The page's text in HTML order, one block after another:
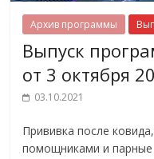
Архив программы
Выпуск
от 3 октября
03.10.2021
Прививка после
помощниками и парные